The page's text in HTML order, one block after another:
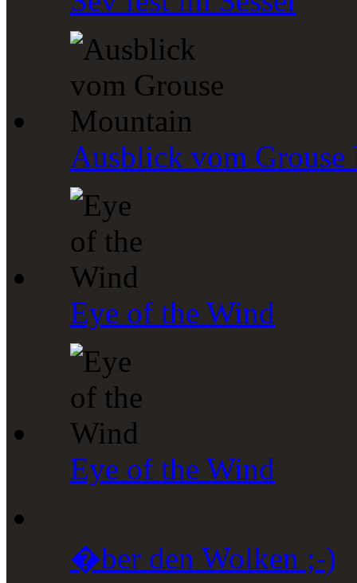
Ausblick vom Grouse
Eye of the Wind
Eye of the Wind
�ber den Wolken ;-)